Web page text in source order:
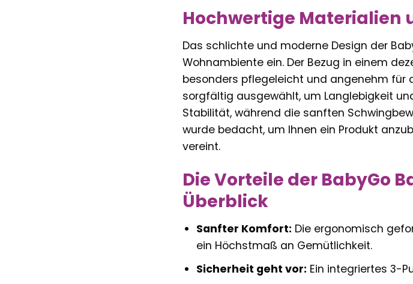
Hochwertige Materialien
Das schlichte und moderne Design der
Wohnambiente ein. Der Bezug in einem
besonders pflegeleicht und angenehm für
sorgfältig ausgewählt, um Langlebigkeit
Stabilität, während die sanften
wurde bedacht, um Ihnen ein Produkt
vereint.
Die Vorteile der BabyGo
Überblick
Sanfter Komfort: Die ergonomisch
ein Höchstmaß an Gemütlichkeit.
Sicherheit geht vor: Ein integriertes 3-